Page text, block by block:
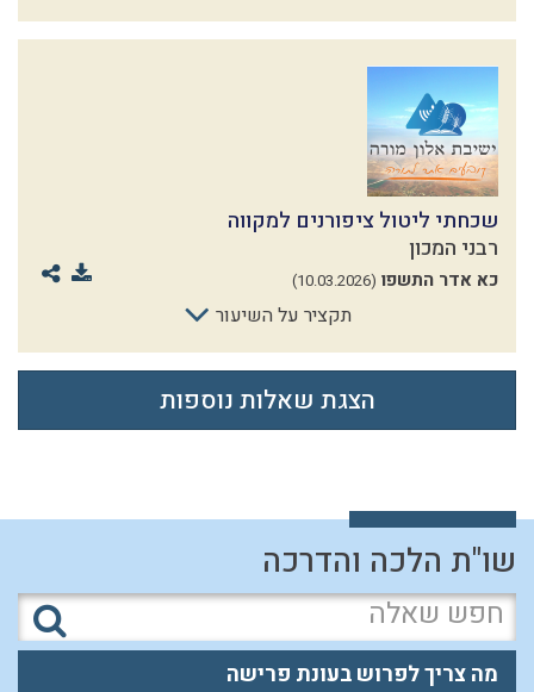
שכחתי ליטול ציפורנים למקווה
רבני המכון
כא אדר התשפו (10.03.2026)
תקציר על השיעור
הצגת שאלות נוספות
שו"ת הלכה והדרכה
מה צריך לפרוש בעונת פרישה